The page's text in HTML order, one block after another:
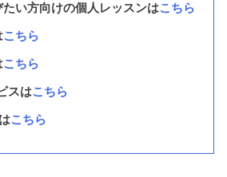
い方向けの個人レッスンはこちら
こちら
こちら
スはこちら
こちら